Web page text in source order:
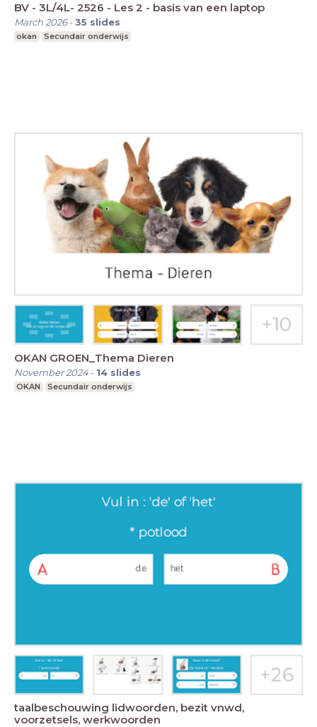
BV - 3L/4L- 2526 - Les 2 - basis van een laptop
March 2026-35 slides
okan Secundair onderwijs
OKAN GROEN_Thema Dieren
November 2024- 14 slides
OKAN Secundair onderwijs
taalbeschouwing lidwoorden, bezit vnwd,
voorzetsels, werkwoorden